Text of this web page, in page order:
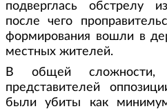
подверглась обстрелу
после чего
формирования вошли в
местных жителей.
В общей сложности,
представителей
были убиты как